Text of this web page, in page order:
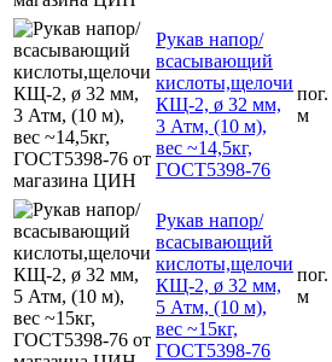
Рукав напор/
всасывающий
кислоты,щелочи
КЩ-2, ø 32 мм,
3 Атм, (10 м),
вес ~14,5кг,
ГОСТ5398-76
пог.
м
Рукав напор/
всасывающий
кислоты,щелочи
КЩ-2, ø 32 мм,
5 Атм, (10 м),
вес ~15кг,
ГОСТ5398-76
пог.
м